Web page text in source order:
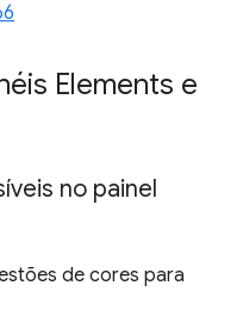
Elements e
no painel
de cores para